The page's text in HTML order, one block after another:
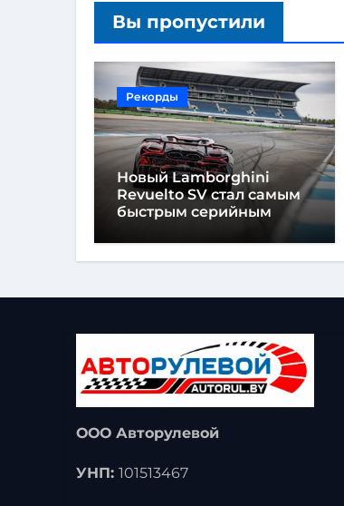
Вы пропустили
Рекорды
Новый Lamborghini
Revuelto SV стал самым
быстрым серийным
Хоккенхайме
ООО Авторулевой
УНП: 101513467